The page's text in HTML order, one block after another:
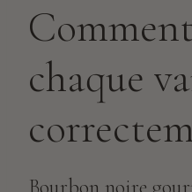
chaque
Bourbon noire